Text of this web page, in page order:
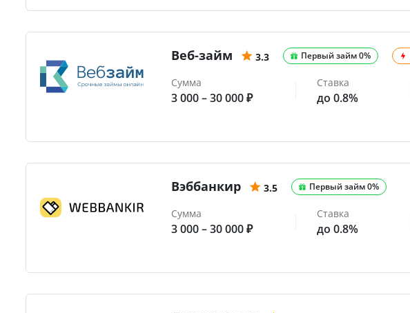
Веб-займ 3.3 Первый займ 0%
Сумма
3 000 – 30 000 ₽
Ставка
до 0.8%
Вэббанкир 3.5 Первый займ 0%
Сумма
3 000 – 30 000 ₽
Ставка
до 0.8%